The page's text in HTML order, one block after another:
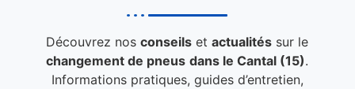
Découvrez nosconseils etactualités sur le
changement de pneus dans le Cantal (15).
Informations pratiques, guides d’entretien,